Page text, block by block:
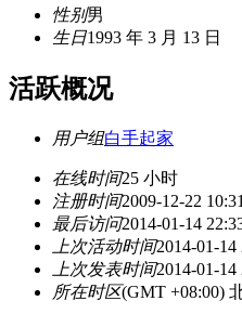
性别男
生日1993 年 3 月 13 日
活跃概况
用户组白手起家
在线时间25 小时
注册时间2009-12-22 10:31
最后访问2014-01-14
上次活动时间2014-01-14
上次发表时间2014-01-14
所在时区(GMT +08:00)